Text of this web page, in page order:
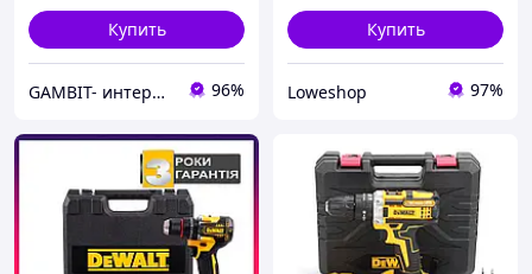
Купить
GAMBIT- интернет магазин товаров для дома 96%
Купить
Loweshop 97%